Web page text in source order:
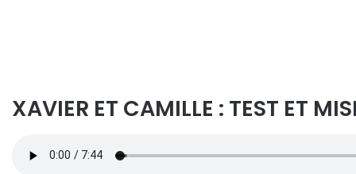
XAVIER ET CAMILLE : TEST ET